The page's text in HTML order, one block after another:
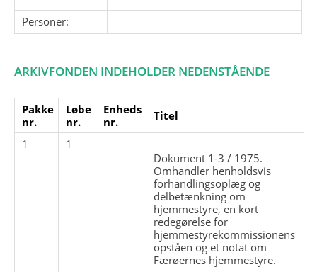
Personer:
ARKIVFONDEN INDEHOLDER NEDENSTÅENDE
Pakke
nr.
Løbe
nr.
Enheds
nr.
Titel
1
1
Dokument 1-3 / 1975.
Omhandler henholdsvis
forhandlingsoplæg og
delbetænkning om
hjemmestyre, en kort
redegørelse for
hjemmestyrekommissionens
opståen og et notat om
Færøernes hjemmestyre.